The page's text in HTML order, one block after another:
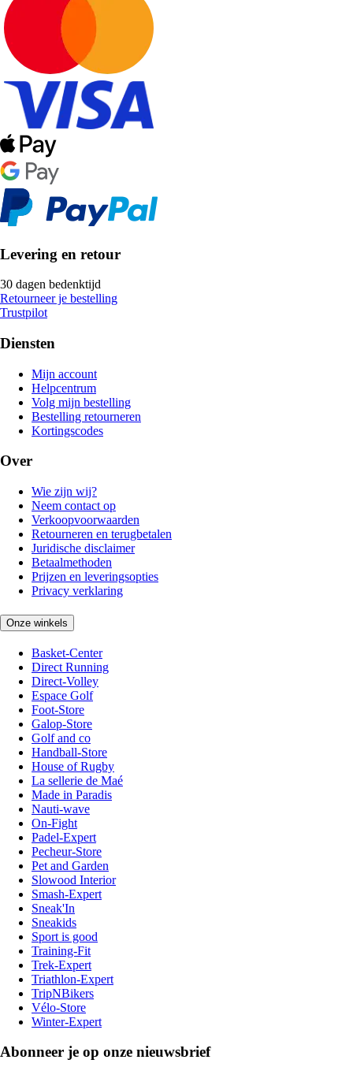
Levering en retour
30 dagen bedenktijd
Retourneer je bestelling
Trustpilot
Diensten
Mijn account
Helpcentrum
Volg mijn bestelling
Bestelling retourneren
Kortingscodes
Over
Wie zijn wij?
Neem contact op
Verkoopvoorwaarden
Retourneren en terugbetalen
Juridische disclaimer
Betaalmethoden
Prijzen en leveringsopties
Privacy verklaring
Onze winkels
Basket-Center
Direct Running
Direct-Volley
Espace Golf
Foot-Store
Galop-Store
Golf and co
Handball-Store
House of Rugby
La sellerie de Maé
Made in Paradis
Nauti-wave
On-Fight
Padel-Expert
Pecheur-Store
Pet and Garden
Slowood Interior
Smash-Expert
Sneak'In
Sneakids
Sport is good
Training-Fit
Trek-Expert
Triathlon-Expert
TripNBikers
Vélo-Store
Winter-Expert
Abonneer je op onze nieuwsbrief